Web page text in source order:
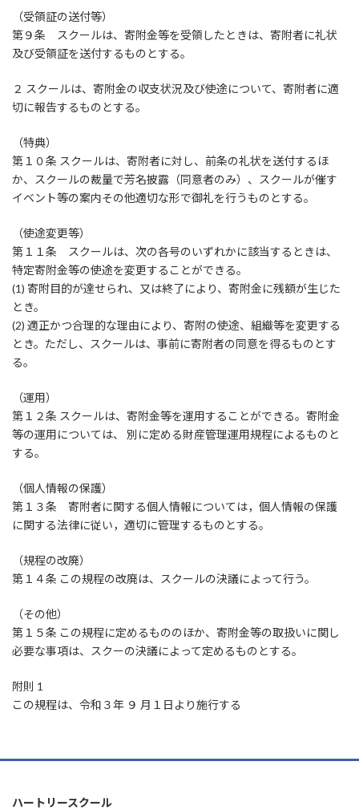
（受領証の送付等）
第９条 スクールは、寄附金等を受領したときは、寄附者に礼状
及び受領証を送付するものとする。
２ スクールは、寄附金の収支状況及び使途について、寄附者に適
切に報告するものとする。
（特典）
第１０条 スクールは、寄附者に対し、前条の礼状を送付するほ
か、スクールの裁量で芳名披露（同意者のみ）、スクールが催す
イベント等の案内その他適切な形で御礼を行うものとする。
（使途変更等）
第１１条 スクールは、次の各号のいずれかに該当するときは、
特定寄附金等の使途を変更することができる。
(1) 寄附目的が達せられ、又は終了により、寄附金に残額が生じた
とき。
(2) 適正かつ合理的な理由により、寄附の使途、組織等を変更する
とき。ただし、スクールは、事前に寄附者の同意を得るものとす
る。
（運用）
第１２条 スクールは、寄附金等を運用することができる。寄附金
等の運用については、 別に定める財産管理運用規程によるものと
する。
（個人情報の保護）
第１３条 寄附者に関する個人情報については，個人情報の保護
に関する法律に従い，適切に管理するものとする。
（規程の改廃）
第１４条 この規程の改廃は、スクールの決議によって行う。
（その他）
第１５条 この規程に定めるもののほか、寄附金等の取扱いに関し
必要な事項は、スクーの決議によって定めるものとする。
附則 1
この規程は、令和３年 ９ 月１日より施行する
ハートリースクール